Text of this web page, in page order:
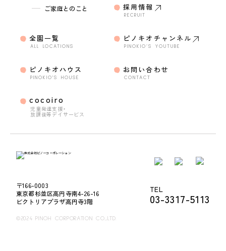
〒166-0003
東京都杉並区高円寺南4-26-16
ビクトリアプラザ高円寺3階
TEL
03-3317-5113
©2024 PINOH CORPORATION CO.,LTD.
ご家庭とのこと
全園一覧
ALL LOCATIONS
ピノキオハウス
PINOKIO'S HOUSE
cocoiro
児童発達支援・
放課後等デイサービス
採用情報
RECRUIT
ピノキオチャンネル
PINOKIO’S YOUTUBE
お問い合わせ
CONTACT